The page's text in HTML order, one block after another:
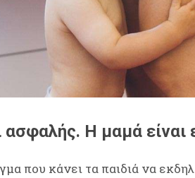
ασφαλής. Η μαμά είναι
που κάνει τα παιδιά να